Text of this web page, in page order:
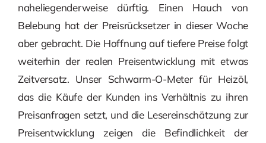
naheliegenderweise dürftig. Einen Hauch von
Belebung hat der Preisrücksetzer in dieser Woche
aber gebracht. Die Hoffnung auf tiefere Preise folgt
weiterhin der realen Preisentwicklung mit etwas
Zeitversatz. Unser Schwarm-O-Meter für Heizöl,
das die Käufe der Kunden ins Verhältnis zu ihren
Preisanfragen setzt, und die Lesereinschätzung zur
Preisentwicklung zeigen die Befindlichkeit der